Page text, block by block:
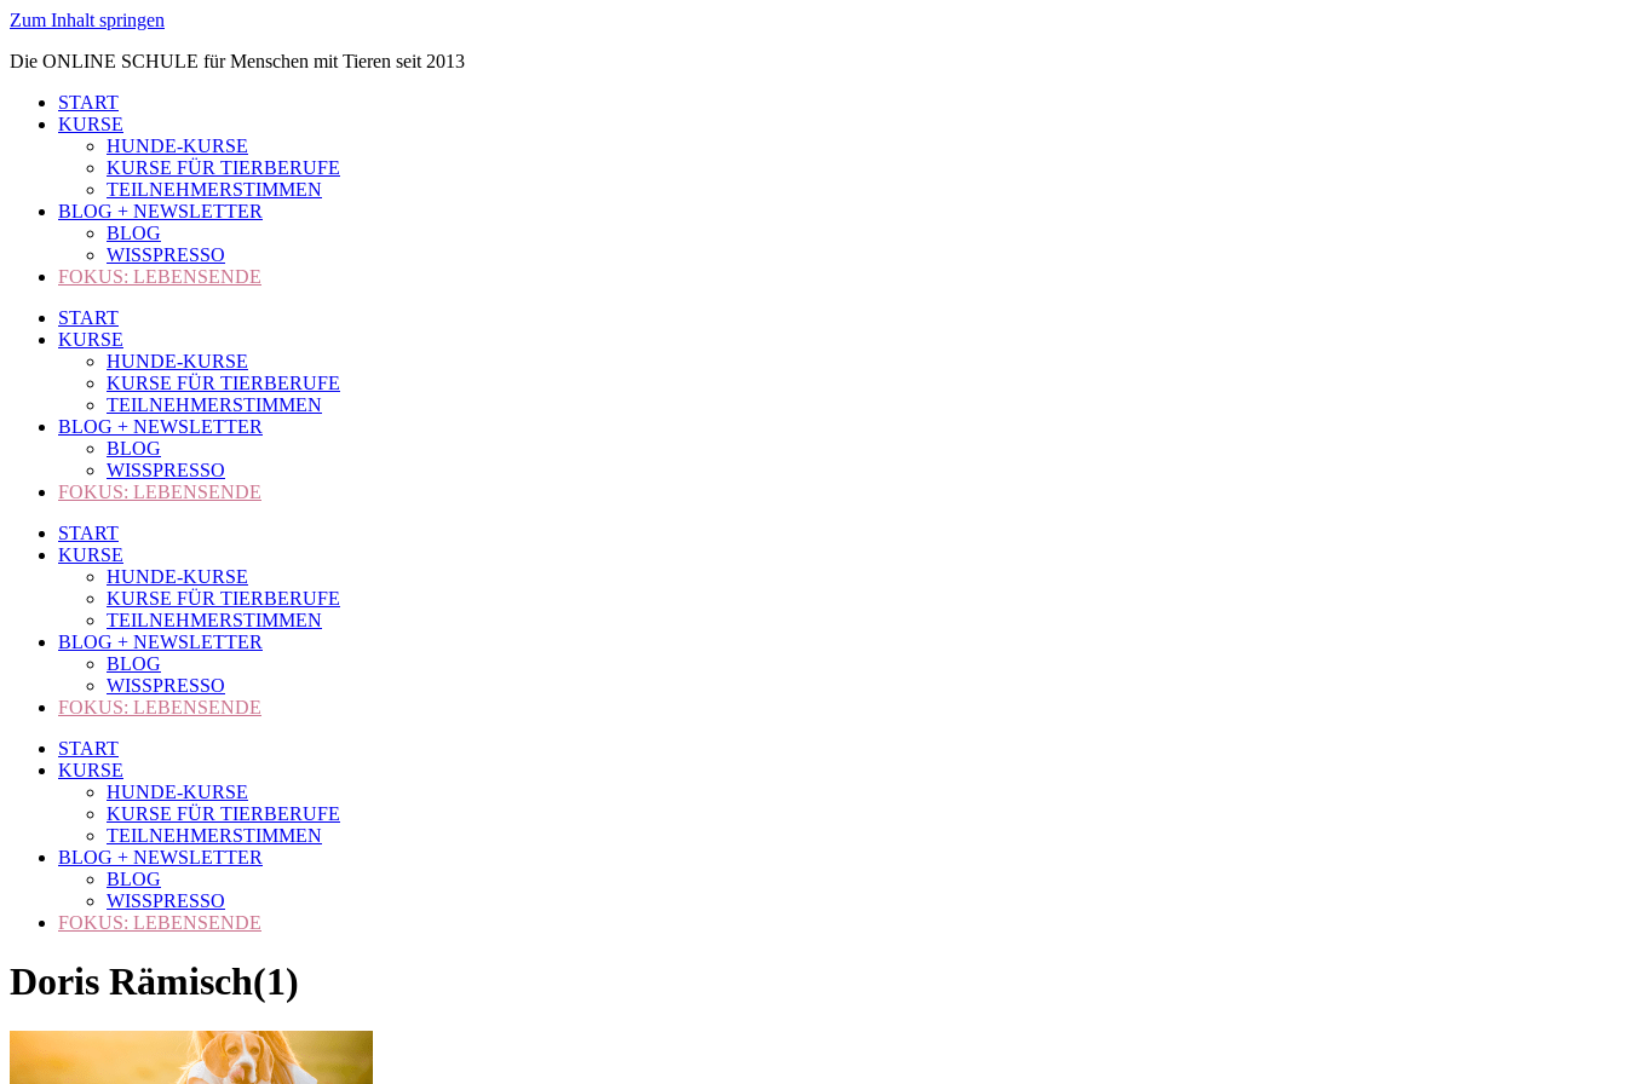
Zum Inhalt springen
Die ONLINE SCHULE für Menschen mit Tieren seit 2013
START
KURSE
HUNDE-KURSE
KURSE FÜR TIERBERUFE
TEILNEHMERSTIMMEN
BLOG + NEWSLETTER
BLOG
WISSPRESSO
FOKUS: LEBENSENDE
START
KURSE
HUNDE-KURSE
KURSE FÜR TIERBERUFE
TEILNEHMERSTIMMEN
BLOG + NEWSLETTER
BLOG
WISSPRESSO
FOKUS: LEBENSENDE
START
KURSE
HUNDE-KURSE
KURSE FÜR TIERBERUFE
TEILNEHMERSTIMMEN
BLOG + NEWSLETTER
BLOG
WISSPRESSO
FOKUS: LEBENSENDE
START
KURSE
HUNDE-KURSE
KURSE FÜR TIERBERUFE
TEILNEHMERSTIMMEN
BLOG + NEWSLETTER
BLOG
WISSPRESSO
FOKUS: LEBENSENDE
Doris Rämisch(1)